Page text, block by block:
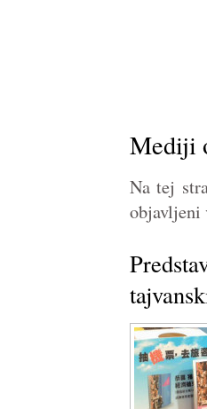
Mediji
Na tej
objavljeni